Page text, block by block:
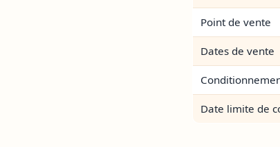
Point de vente
Dates de vente
Date limite de